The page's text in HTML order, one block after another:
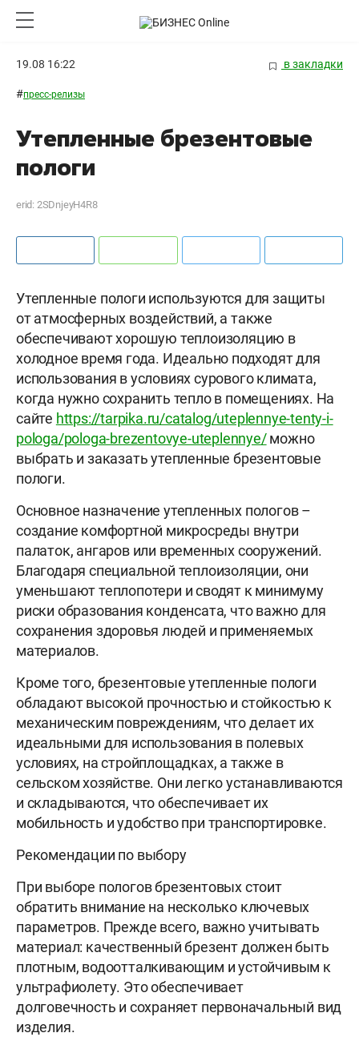
19.08 16:22 в закладки
#пресс-релизы
Утепленные брезентовые
пологи
erid: 2SDnjeyH4R8
Утепленные пологи используются для защиты
от атмосферных воздействий, а также
обеспечивают хорошую теплоизоляцию в
холодное время года. Идеально подходят для
использования в условиях сурового климата,
когда нужно сохранить тепло в помещениях. На
сайте https://tarpika.ru/catalog/uteplennye-tenty-i-
pologa/pologa-brezentovye-uteplennye/можно
выбрать и заказать утепленные брезентовые
пологи.
Основное назначение утепленных пологов –
создание комфортной микросреды внутри
палаток, ангаров или временных сооружений.
Благодаря специальной теплоизоляции, они
уменьшают теплопотери и сводят к минимуму
риски образования конденсата, что важно для
сохранения здоровья людей и применяемых
материалов.
Кроме того, брезентовые утепленные пологи
обладают высокой прочностью и стойкостью к
механическим повреждениям, что делает их
идеальными для использования в полевых
условиях, на стройплощадках, а также в
сельском хозяйстве. Они легко устанавливаются
и складываются, что обеспечивает их
мобильность и удобство при транспортировке.
Рекомендации по выбору
При выборе пологов брезентовых стоит
обратить внимание на несколько ключевых
параметров. Прежде всего, важно учитывать
материал: качественный брезент должен быть
плотным, водоотталкивающим и устойчивым к
ультрафиолету. Это обеспечивает
долговечность и сохраняет первоначальный вид
изделия.